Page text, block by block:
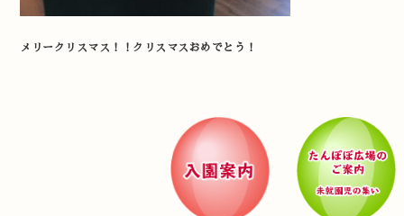
メリークリスマス！！クリスマスおめでとう！